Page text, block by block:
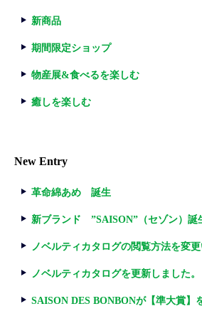
新商品
期間限定ショップ
物産展&食べるを楽しむ
癒しを楽しむ
New Entry
革命綿あめ 誕生
新ブランド ”SAISON”（セゾン）誕
ノベルティカタログの閲覧方法を変更
ノベルティカタログを更新しました。
SAISON DES BONBONが【準大賞】